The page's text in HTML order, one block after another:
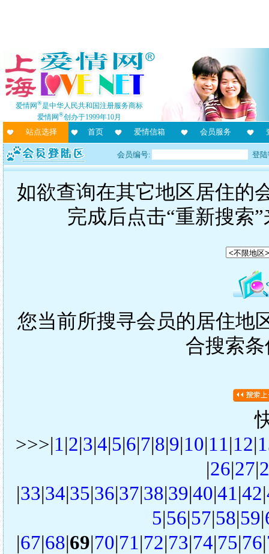
爱情网®是中华人民共和国注册服务商标
爱情网®创办于1999年10月
站点选择 首页 爱情信箱 会员服务
会员编号: 登
如欲查询在其它地区居住的
完成后点击“重新搜索
您当前所搜寻会员的居住地
合搜索
>>>|1|2|3|4|5|6|7|8|9|10|11|12|
|26|27|
|33|34|35|36|37|38|39|40|41|42|
5|56|57|58|59|
|67|68|69|70|71|72|73|74|75|76|